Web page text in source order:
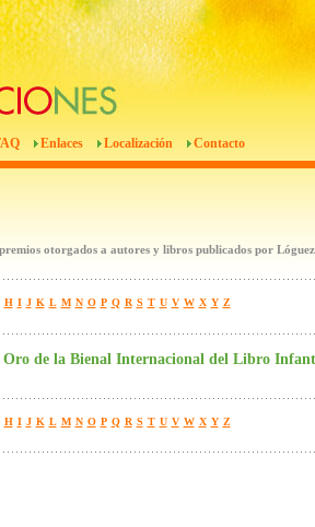
Enlaces Localización Contacto
otorgados a autores y libros publicados por Lóguez
H I J K L M N O P Q R S T U V W X Y Z
Oro de la Bienal Internacional del Libro
H I J K L M N O P Q R S T U V W X Y Z